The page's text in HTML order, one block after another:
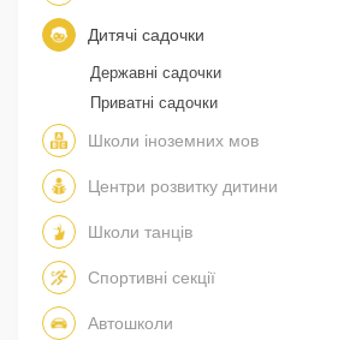
Дитячі садочки
Державні садочки
Приватні садочки
Школи іноземних мов
Центри розвитку дитини
Школи танців
Спортивні секції
Автошколи